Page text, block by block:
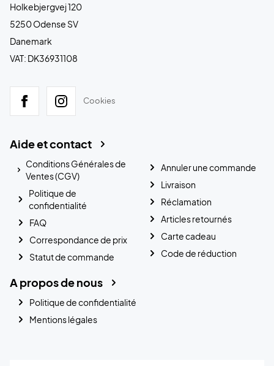
Holkebjergvej 120
5250 Odense SV
Danemark
VAT: DK36931108
Cookies
Aide et contact
Conditions Générales de
Ventes (CGV)
Politique de
confidentialité
FAQ
Correspondance de prix
Statut de commande
Annuler une commande
Livraison
Réclamation
Articles retournés
Carte cadeau
Code de réduction
A propos de nous
Politique de confidentialité
Mentions légales